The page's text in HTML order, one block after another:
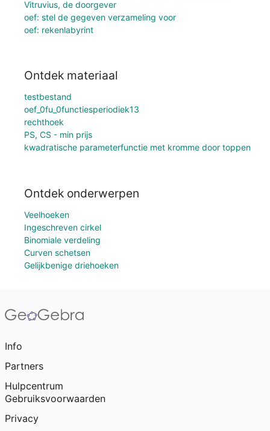
Vitruvius, de doorgever
oef: stel de gegeven verzameling voor
oef: rekenlabyrint
Ontdek materiaal
testbestand
oef_0fu_0functiesperiodiek13
rechthoek
PS, CS - min prijs
kwadratische parameterfunctie met kromme door toppen
Ontdek onderwerpen
Veelhoeken
Ingeschreven cirkel
Binomiale verdeling
Curven schetsen
Gelijkbenige driehoeken
Info
Partners
Hulpcentrum
Gebruiksvoorwaarden
Privacy